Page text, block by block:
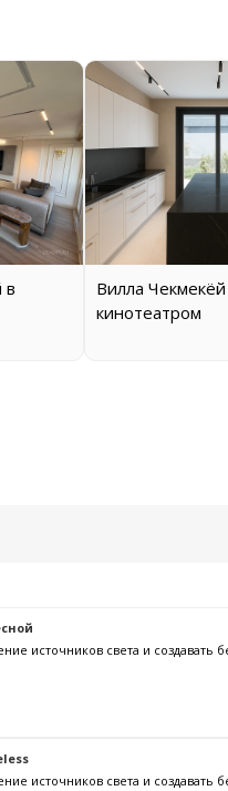
в
Вилла
кинотеатром
источников света и создавать
источников света и создавать